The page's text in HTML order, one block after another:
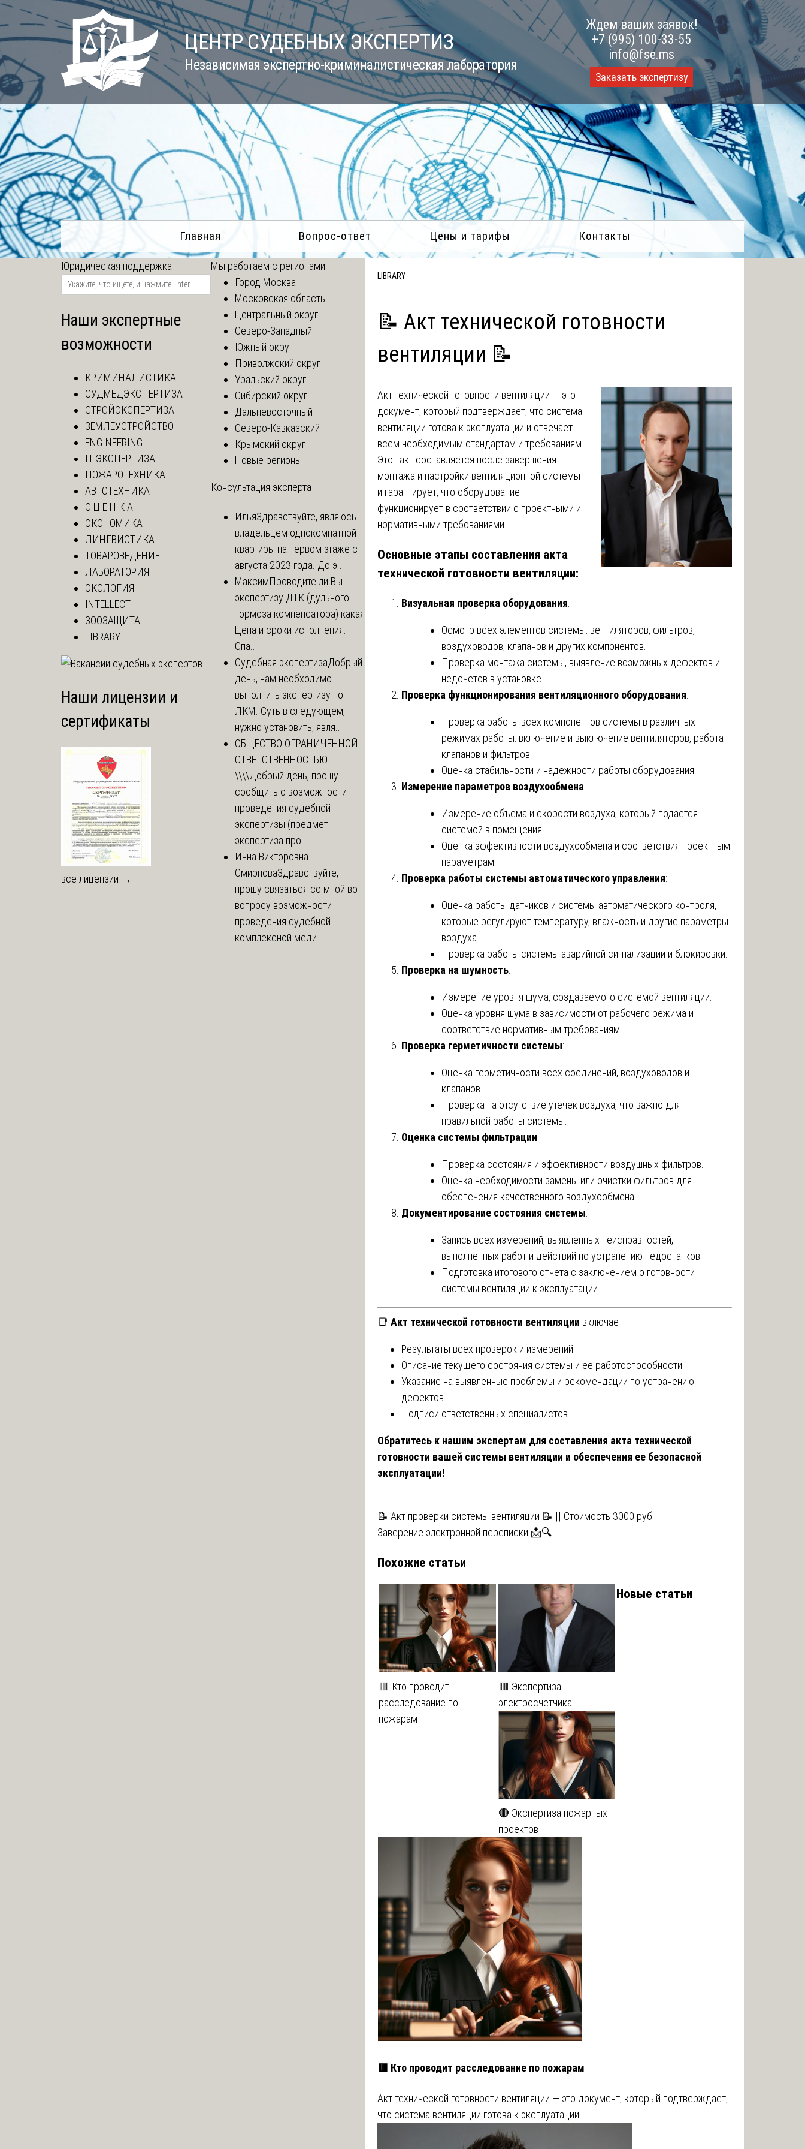
Skip
to
content
ЦЕНТР СУДЕБНЫХ ЭКСПЕРТИЗ
Независимая экспертно-криминалистическая лаборатория
Ждем ваших заявок!
+7 (995) 100-33-55
info@fse.ms
Заказать экспертизу
Главная Вопрос-ответ Цены и тарифы Контакты
LIBRARY
📝 Акт технической готовности
вентиляции 📝
Акт технической готовности вентиляции — это
документ, который подтверждает, что система
вентиляции готова к эксплуатации и отвечает
всем необходимым стандартам и требованиям.
Этот акт составляется после завершения
монтажа и настройки вентиляционной системы
и гарантирует, что оборудование
функционирует в соответствии с проектными и
нормативными требованиями.
Основные этапы составления акта
технической готовности вентиляции:
Визуальная проверка оборудования:
Осмотр всех элементов системы: вентиляторов, фильтров,
воздуховодов, клапанов и других компонентов.
Проверка монтажа системы, выявление возможных дефектов и
недочетов в установке.
Проверка функционирования вентиляционного оборудования:
Проверка работы всех компонентов системы в различных
режимах работы: включение и выключение вентиляторов, работа
клапанов и фильтров.
Оценка стабильности и надежности работы оборудования.
Измерение параметров воздухообмена:
Измерение объема и скорости воздуха, который подается
системой в помещения.
Оценка эффективности воздухообмена и соответствия проектным
параметрам.
Проверка работы системы автоматического управления:
Оценка работы датчиков и системы автоматического контроля,
которые регулируют температуру, влажность и другие параметры
воздуха.
Проверка работы системы аварийной сигнализации и блокировки.
Проверка на шумность:
Измерение уровня шума, создаваемого системой вентиляции.
Оценка уровня шума в зависимости от рабочего режима и
соответствие нормативным требованиям.
Проверка герметичности системы:
Оценка герметичности всех соединений, воздуховодов и
клапанов.
Проверка на отсутствие утечек воздуха, что важно для
правильной работы системы.
Оценка системы фильтрации:
Проверка состояния и эффективности воздушных фильтров.
Оценка необходимости замены или очистки фильтров для
обеспечения качественного воздухообмена.
Документирование состояния системы:
Запись всех измерений, выявленных неисправностей,
выполненных работ и действий по устранению недостатков.
Подготовка итогового отчета с заключением о готовности
системы вентиляции к эксплуатации.
📑Акт технической готовности вентиляции включает:
Результаты всех проверок и измерений.
Описание текущего состояния системы и ее работоспособности.
Указание на выявленные проблемы и рекомендации по устранению
дефектов.
Подписи ответственных специалистов.
Обратитесь к нашим экспертам для составления акта технической
готовности вашей системы вентиляции и обеспечения ее безопасной
эксплуатации!
Навигация
записям
📝 Акт проверки системы вентиляции 📝 || Стоимость 3000 руб
Заверение электронной переписки 📩🔍
Похожие статьи
🟥 Кто проводит
расследование по
пожарам
🟥 Экспертиза
электросчетчика
🔴 Экспертиза пожарных
проектов
Новые статьи
🟥 Кто проводит расследование по пожарам
Акт технической готовности вентиляции — это документ, который подтверждает,
что система вентиляции готова к эксплуатации…
Юридическая поддержка
Наши экспертные
возможности
КРИМИНАЛИСТИКА
СУДМЕДЭКСПЕРТИЗА
СТРОЙЭКСПЕРТИЗА
ЗЕМЛЕУСТРОЙСТВО
ENGINEERING
IT ЭКСПЕРТИЗА
ПОЖАРОТЕХНИКА
АВТОТЕХНИКА
О Ц Е Н К А
ЭКОНОМИКА
ЛИНГВИСТИКА
ТОВАРОВЕДЕНИЕ
ЛАБОРАТОРИЯ
ЭКОЛОГИЯ
INTELLECT
ЗООЗАЩИТА
LIBRARY
Наши лицензии и
сертификаты
все лицензии →
Мы работаем с регионами
Город Москва
Московская область
Центральный округ
Северо-Западный
Южный округ
Приволжский округ
Уральский округ
Сибирский округ
Дальневосточный
Северо-Кавказский
Крымский округ
Новые регионы
Консультация эксперта
ИльяЗдравствуйте, являюсь
владельцем однокомнатной
квартиры на первом этаже с
августа 2023 года. До э...
МаксимПроводите ли Вы
экспертизу ДТК (дульного
тормоза компенсатора) какая
Цена и сроки исполнения.
Спа...
Судебная экспертизаДобрый
день, нам необходимо
выполнить экспертизу по
ЛКМ. Суть в следующем,
нужно установить, явля...
ОБЩЕСТВО ОГРАНИЧЕННОЙ
ОТВЕТСТВЕННОСТЬЮ
\\\\Добрый день, прошу
сообщить о возможности
проведения судебной
экспертизы (предмет:
экспертиза про...
Инна Викторовна
СмирноваЗдравствуйте,
прошу связаться со мной во
вопросу возможности
проведения судебной
комплексной меди...